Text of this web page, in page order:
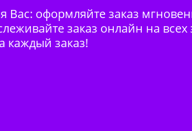
Вас: оформляйте заказ
заказ онлайн на
каждый заказ!